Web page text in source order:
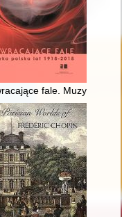
a pojęcie muzyki
fale. Muzyka